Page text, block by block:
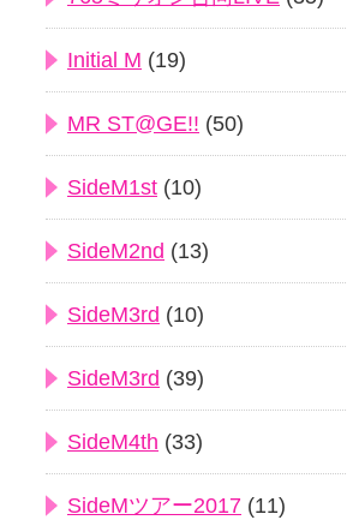
Initial M (19)
MR ST@GE!! (50)
SideM1st (10)
SideM2nd (13)
SideM3rd (10)
SideM3rd (39)
SideM4th (33)
SideMツアー2017 (11)